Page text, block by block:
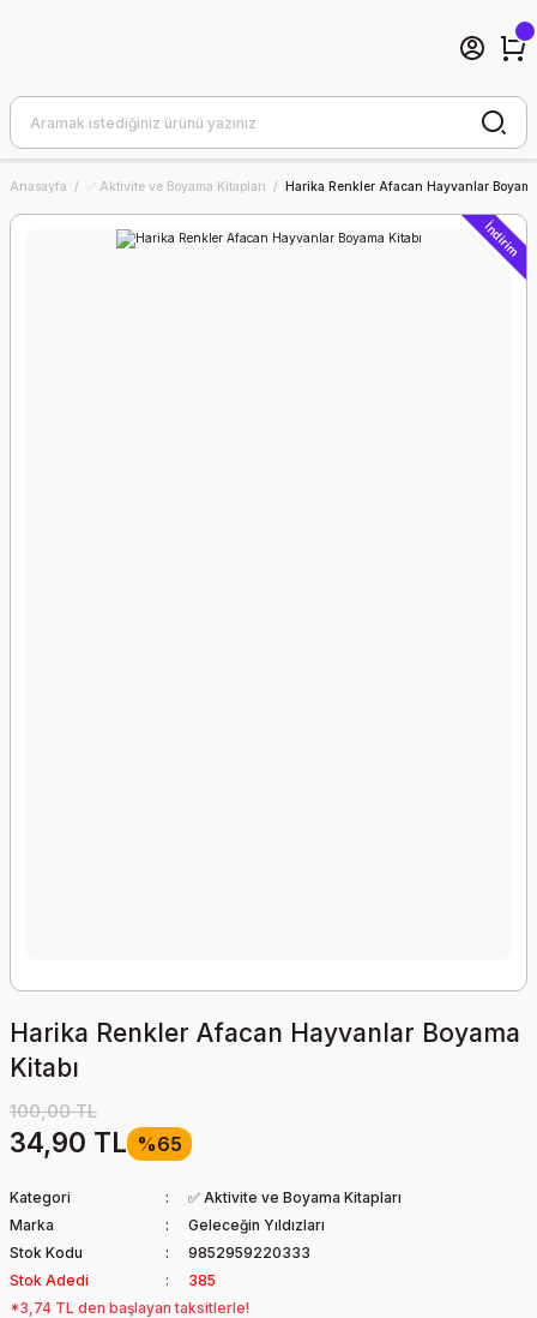
Anasayfa ✅ Aktivite ve Boyama Kitapları Harika Renkler Afacan Hayvanlar
İndirim
Harika Renkler Afacan Hayvanlar Boyama
Kitabı
100,00 TL
34,90 TL %65
Kategori
✅ Aktivite ve Boyama Kitapları
Marka
Geleceğin Yıldızları
Stok Kodu
9852959220333
Stok Adedi
385
*3,74 TL den başlayan taksitlerle!